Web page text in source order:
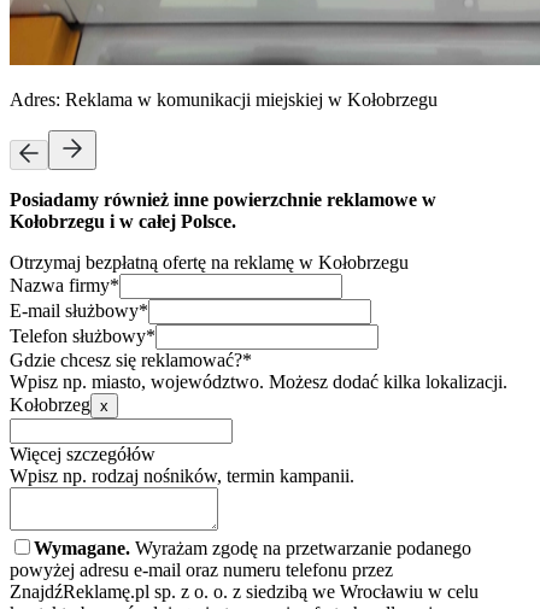
Adres: Reklama w komunikacji miejskiej w Kołobrzegu
Posiadamy również inne powierzchnie reklamowe w
Kołobrzegu i w całej Polsce.
Otrzymaj bezpłatną ofertę na reklamę w Kołobrzegu
Nazwa firmy*
E-mail służbowy*
Telefon służbowy*
Gdzie chcesz się reklamować?*
Wpisz np. miasto, województwo. Możesz dodać kilka lokalizacji.
Kołobrzeg x
Więcej szczegółów
Wpisz np. rodzaj nośników, termin kampanii.
Wymagane. Wyrażam zgodę na przetwarzanie podanego
powyżej adresu e-mail oraz numeru telefonu przez
ZnajdźReklamę.pl sp. z o. o. z siedzibą we Wrocławiu w celu